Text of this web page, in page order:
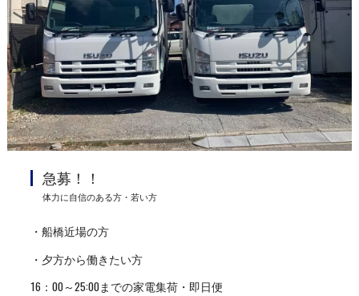
急募！！
体力に自信のある方・若い方
・船橋近場の方
・夕方から働きたい方
16：00～25:00までの家電集荷・即日便